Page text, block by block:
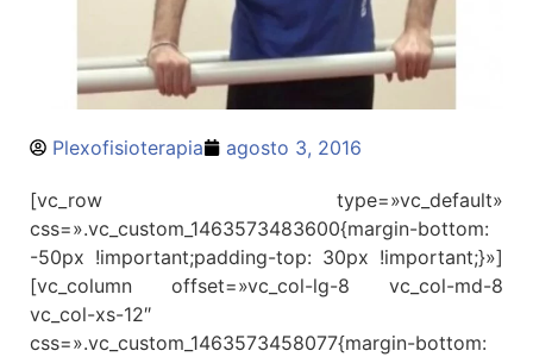
Plexofisioterapia agosto 3, 2016
[vc_row type=»vc_default»
css=».vc_custom_1463573483600{margin-bottom:
-50px !important;padding-top: 30px !important;}»]
[vc_column offset=»vc_col-lg-8 vc_col-md-8
vc_col-xs-12″
css=».vc_custom_1463573458077{margin-bottom: